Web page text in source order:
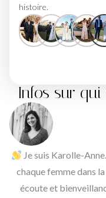
histoire.
Infos sur
Je suis Karolle-
chaque femme dans
écoute et